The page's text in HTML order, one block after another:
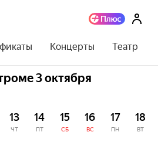
Концерты Театр
3 октября
13
ЧТ
14
ПТ
15
СБ
16
ВС
17
ПН
18
ВТ